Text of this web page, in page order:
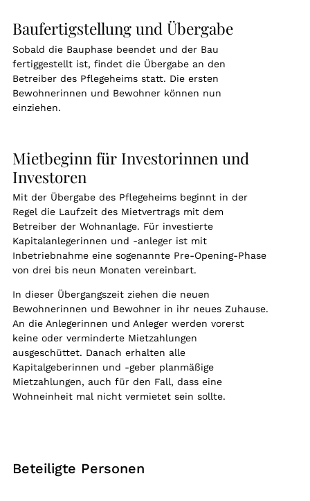
Baufertigstellung und Übergabe
Sobald die Bauphase beendet und der Bau
fertiggestellt ist, findet die Übergabe an den
Betreiber des Pflegeheims statt. Die ersten
Bewohnerinnen und Bewohner können nun
einziehen.
Mietbeginn für Investorinnen und
Investoren
Mit der Übergabe des Pflegeheims beginnt in der
Regel die Laufzeit des Mietvertrags mit dem
Betreiber der Wohnanlage. Für investierte
Kapitalanlegerinnen und -anleger ist mit
Inbetriebnahme eine sogenannte Pre-Opening-Phase
von drei bis neun Monaten vereinbart.
In dieser Übergangszeit ziehen die neuen
Bewohnerinnen und Bewohner in ihr neues Zuhause.
An die Anlegerinnen und Anleger werden vorerst
keine oder verminderte Mietzahlungen
ausgeschüttet. Danach erhalten alle
Kapitalgeberinnen und -geber planmäßige
Mietzahlungen, auch für den Fall, dass eine
Wohneinheit mal nicht vermietet sein sollte.
Beteiligte Personen